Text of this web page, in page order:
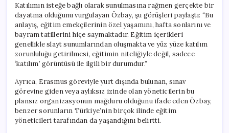
Katılımın isteğe bağlı olarak sunulmasına rağmen gerçekte bir
dayatma olduğunu vurgulayan Özbay, şu görüşleri paylaştı: “Bu
anlayış, eğitim emekçilerinin özel yaşamını, hafta sonlarını ve
bayram tatillerini hiçe saymaktadır. Eğitim içerikleri
genellikle slayt sunumlarından oluşmakta ve yüz yüze katılım
zorunluluğu getirilmesi, eğitimin niteliğiyle değil, sadece
‘katılım’ görüntüsü ile ilgili bir durumdur.”
Ayrıca, Erasmus göreviyle yurt dışında bulunan, sınav
görevine giden veya aylıksız izinde olan yöneticilerin bu
plansız organizasyonun mağduru olduğunu ifade eden Özbay,
benzer sorunların Türkiye’nin birçok ilinde eğitim
yöneticileri tarafından da yaşandığını belirtti.